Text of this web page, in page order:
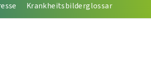
Krankheitsbilderglossar